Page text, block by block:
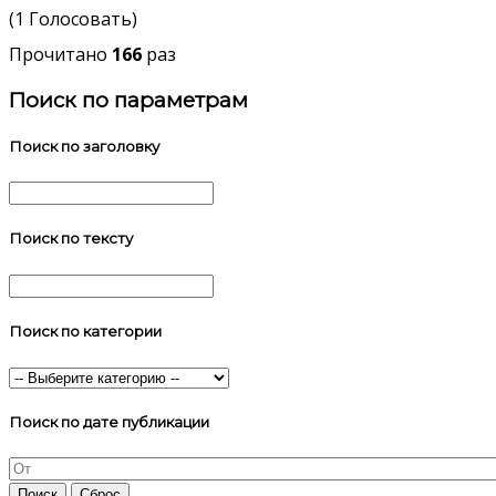
(1 Голосовать)
Прочитано 166 раз
Поиск по параметрам
Поиск по заголовку
Поиск по тексту
Поиск по категории
Поиск по дате публикации